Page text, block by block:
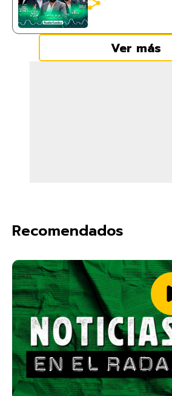
Ver más
Recomendados